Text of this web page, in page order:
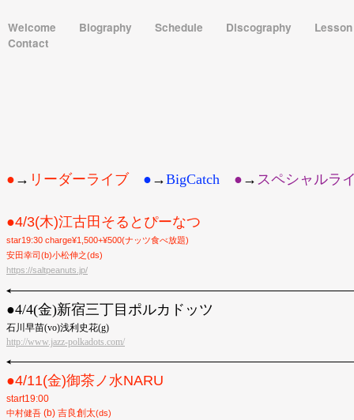
Welcome Biography Schedule Discography
Contact
● → リーダーライブ ● →BigCatch ●︎ → スペシャルラ
●4/3(木)江古田そるとぴーなつ
star19:30 charge¥1,500+¥500(ナッツ食べ放題)
安田幸司(b)小松伸之(ds)
https://saltpeanuts.jp/
●︎4/4(金)新宿三丁目ポルカドッツ
石川早苗(vo)浅利史花(g)
http://www.jazz-polkadots.com/
●︎4/11(金)御茶ノ水NARU
start19:00
中村健吾 (b) 吉良創太(ds)